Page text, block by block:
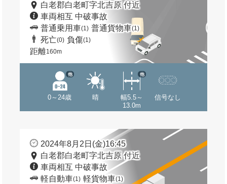
白老郡白老町字北吉原 付近
車両相互 中破事故
普通乗用車(1) 普通貨物車(1)
死亡(0) 負傷(1)
距離160m
0～24歳
他
晴
幅5.5～
13.0m
他
信号なし
2024年8月2日(金)16:45
白老郡白老町字北吉原 付近
車両相互 中破事故
軽自動車(1) 軽貨物車(1)